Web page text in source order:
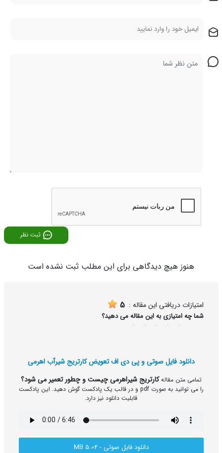
ثبت نظر
هنوز هیچ دیدگاهی برای این مطلب ثبت نشده است
امتیازات دریافتی این مقاله : 5
شما چه امتیازی به این مقاله می دهید؟
دانلود فایل صوتی و پی دی اف تعویض کارتریج شیرآب اهرمی
تمامی متن مقالهکارتریج شیراهرمی چیست و چطور تعمیر می شود؟
را می توانید به صورت pdf و در قالب یک پادکست گوش دهید. این پادکست
قابلیت دانلود نیز دارد.
دانلود فایل صوتی - 5.04 MB